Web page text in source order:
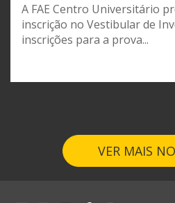
A FAE Centro Universitário
inscrição no Vestibular de
inscrições para a prova...
VER MAIS